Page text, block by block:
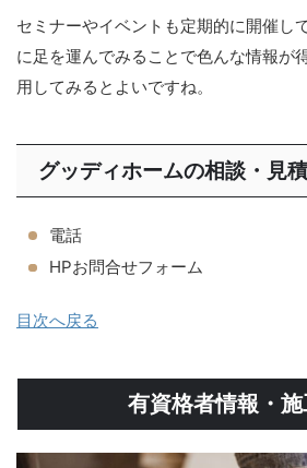
セミナーやイベントも定期的に開催し
に足を運んでみることで色んな情報が
用してみるとよいですね。
グッディホームの相談・見
電話
HPお問合せフォーム
目次へ戻る
有資格者情報・